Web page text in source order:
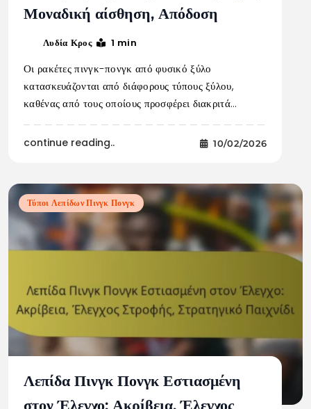
Μοναδική αίσθηση, Απόδοση
Λυδία Κρος 1 min
Οι ρακέτες πινγκ-πονγκ από φυσικό ξύλο
κατασκευάζονται από διάφορους τύπους ξύλου,
καθένας από τους οποίους προσφέρει διακριτά…
continue reading.. 10/02/2026
Τύποι Λεπίδων Πινγκ Πονγκ
Λεπίδα Πινγκ Πονγκ Εστιασμένη